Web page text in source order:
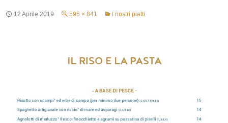
12 Aprile 2019 595 × 841 I nostri piatti